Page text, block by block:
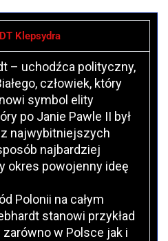
Klepsydra
– uchodźca polityczny,
człowiek, który
symbol elity
po Janie Pawle II był
najwybitniejszych
najbardziej
okres powojenny ideę
Polonii na całym
stanowi przykład
zarówno w Polsce jak i